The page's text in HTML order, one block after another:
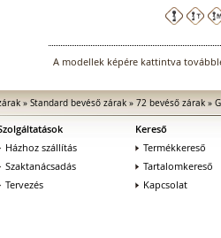
A modellek képére kattintva
» Standard bevéső zárak» 72 bevéső zárak»
Házhoz szállítás
Szaktanácsadás
Tervezés
Kereső
Termékkereső
Tartalomkereső
Kapcsolat